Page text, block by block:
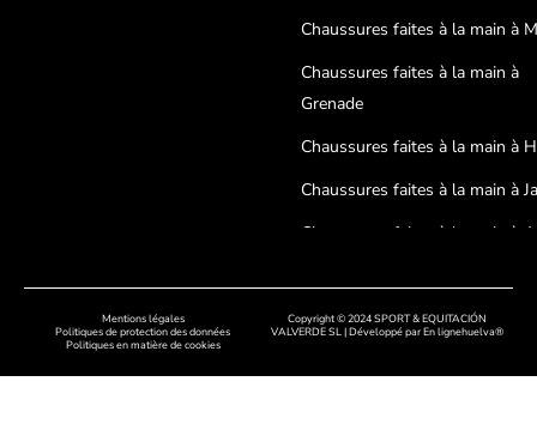
Chaussures faites à la main à
Chaussures faites à la main à
Grenade
Chaussures faites à la main à
Chaussures faites à la main à
Chaussures faites à la main à
Mentions légales
Politiques de protection des données
Politiques en matière de cookies
Copyright © 2024 SPORT & EQUITACIÓN
VALVERDE SL | Développé parEn lignehuelva®